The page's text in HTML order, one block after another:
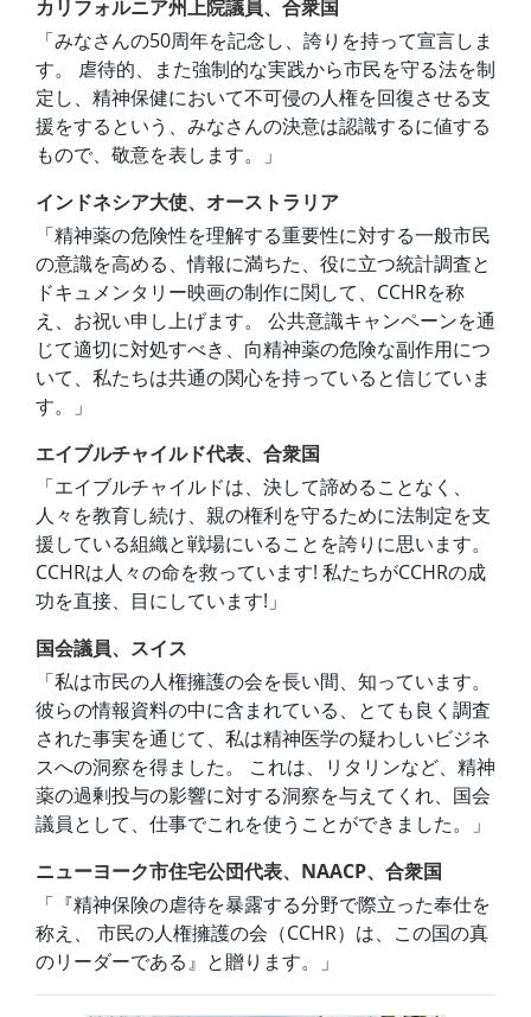
カリフォルニア州上院議員、合衆国
「みなさんの50周年を記念し、誇りを持って宣言しま
す。 虐待的、また強制的な実践から市民を守る法を制
定し、精神保健において不可侵の人権を回復させる支
援をするという、みなさんの決意は認識するに値する
もので、敬意を表します。」
インドネシア大使、オーストラリア
「精神薬の危険性を理解する重要性に対する一般市民
の意識を高める、情報に満ちた、役に立つ統計調査と
ドキュメンタリー映画の制作に関して、CCHRを称
え、お祝い申し上げます。 公共意識キャンペーンを通
じて適切に対処すべき、向精神薬の危険な副作用につ
いて、私たちは共通の関心を持っていると信じていま
す。」
エイブルチャイルド代表、合衆国
「エイブルチャイルドは、決して諦めることなく、
人々を教育し続け、親の権利を守るために法制定を支
援している組織と戦場にいることを誇りに思います。
CCHRは人々の命を救っています! 私たちがCCHRの成
功を直接、目にしています!」
国会議員、スイス
「私は市民の人権擁護の会を長い間、知っています。
彼らの情報資料の中に含まれている、とても良く調査
された事実を通じて、私は精神医学の疑わしいビジネ
スへの洞察を得ました。 これは、リタリンなど、精神
薬の過剰投与の影響に対する洞察を与えてくれ、国会
議員として、仕事でこれを使うことができました。」
ニューヨーク市住宅公団代表、NAACP、合衆国
「『精神保険の虐待を暴露する分野で際立った奉仕を
称え、 市民の人権擁護の会（CCHR）は、この国の真
のリーダーである』と贈ります。」